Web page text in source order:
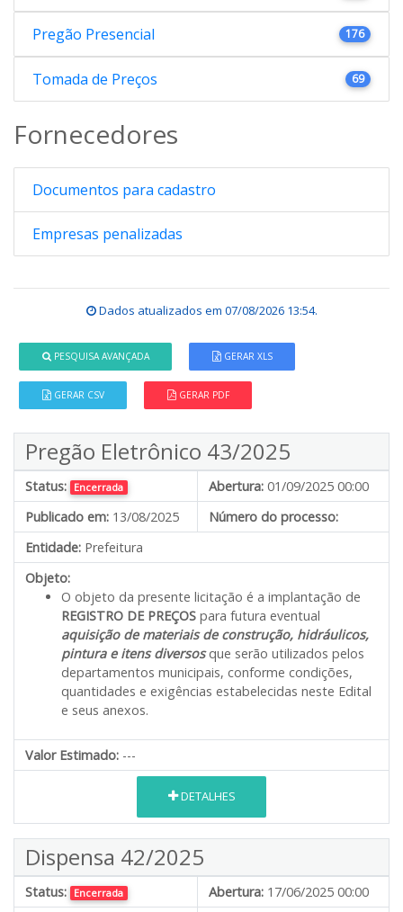
Pregão Presencial 176
Tomada de Preços 69
Fornecedores
Documentos para cadastro
Empresas penalizadas
Dados atualizados em 07/08/2026 13:54.
PESQUISA AVANÇADA GERAR XLS
GERAR CSV GERAR PDF
Pregão Eletrônico 43/2025
Status: Encerrada Abertura: 01/09/2025 00:00
Publicado em: 13/08/2025
Número do processo:
Entidade: Prefeitura
Objeto:
O objeto da presente licitação é a implantação de
REGISTRO DE PREÇOS para futura eventual
aquisição de materiais de construção, hidráulicos,
pintura e itens diversosque serão utilizados pelos
departamentos municipais, conforme condições,
quantidades e exigências estabelecidas neste Edital
e seus anexos.
Valor Estimado: ---
DETALHES
Dispensa 42/2025
Status: Encerrada Abertura: 17/06/2025 00:00